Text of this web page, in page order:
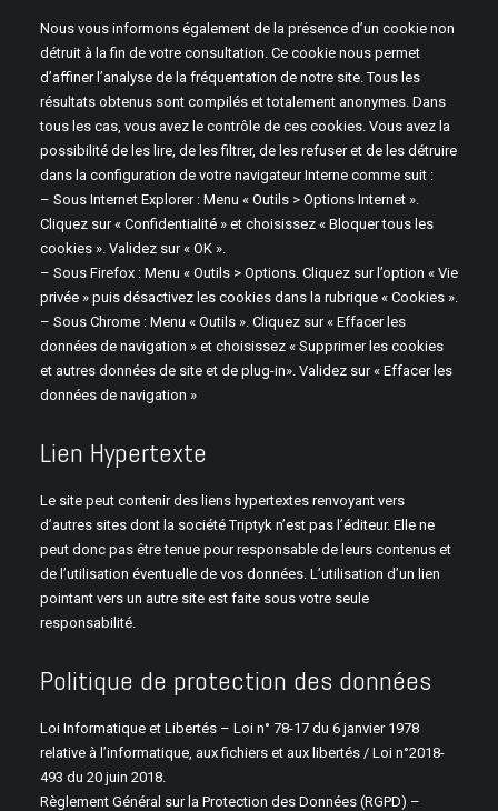
Nous vous informons également de la présence d’un cookie non
détruit à la fin de votre consultation. Ce cookie nous permet
d’affiner l’analyse de la fréquentation de notre site. Tous les
résultats obtenus sont compilés et totalement anonymes. Dans
tous les cas, vous avez le contrôle de ces cookies. Vous avez la
possibilité de les lire, de les filtrer, de les refuser et de les détruire
dans la configuration de votre navigateur Interne comme suit :
– Sous Internet Explorer : Menu « Outils > Options Internet ».
Cliquez sur « Confidentialité » et choisissez « Bloquer tous les
cookies ». Validez sur « OK ».
– Sous Firefox : Menu « Outils > Options. Cliquez sur l’option « Vie
privée » puis désactivez les cookies dans la rubrique « Cookies ».
– Sous Chrome : Menu « Outils ». Cliquez sur « Effacer les
données de navigation » et choisissez « Supprimer les cookies
et autres données de site et de plug-in». Validez sur « Effacer les
données de navigation »
Lien Hypertexte
Le site peut contenir des liens hypertextes renvoyant vers
d’autres sites dont la société Triptyk n’est pas l’éditeur. Elle ne
peut donc pas être tenue pour responsable de leurs contenus et
de l’utilisation éventuelle de vos données. L’utilisation d’un lien
pointant vers un autre site est faite sous votre seule
responsabilité.
Politique de protection des données
Loi Informatique et Libertés – Loi n° 78-17 du 6 janvier 1978
relative à l’informatique, aux fichiers et aux libertés / Loi n°2018-
493 du 20 juin 2018.
Règlement Général sur la Protection des Données (RGPD) –